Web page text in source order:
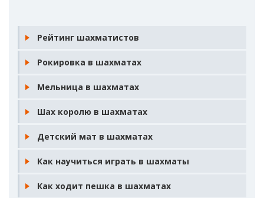
Рейтинг шахматистов
Рокировка в шахматах
Мельница в шахматах
Шах королю в шахматах
Детский мат в шахматах
Как научиться играть в шахматы
Как ходит пешка в шахматах